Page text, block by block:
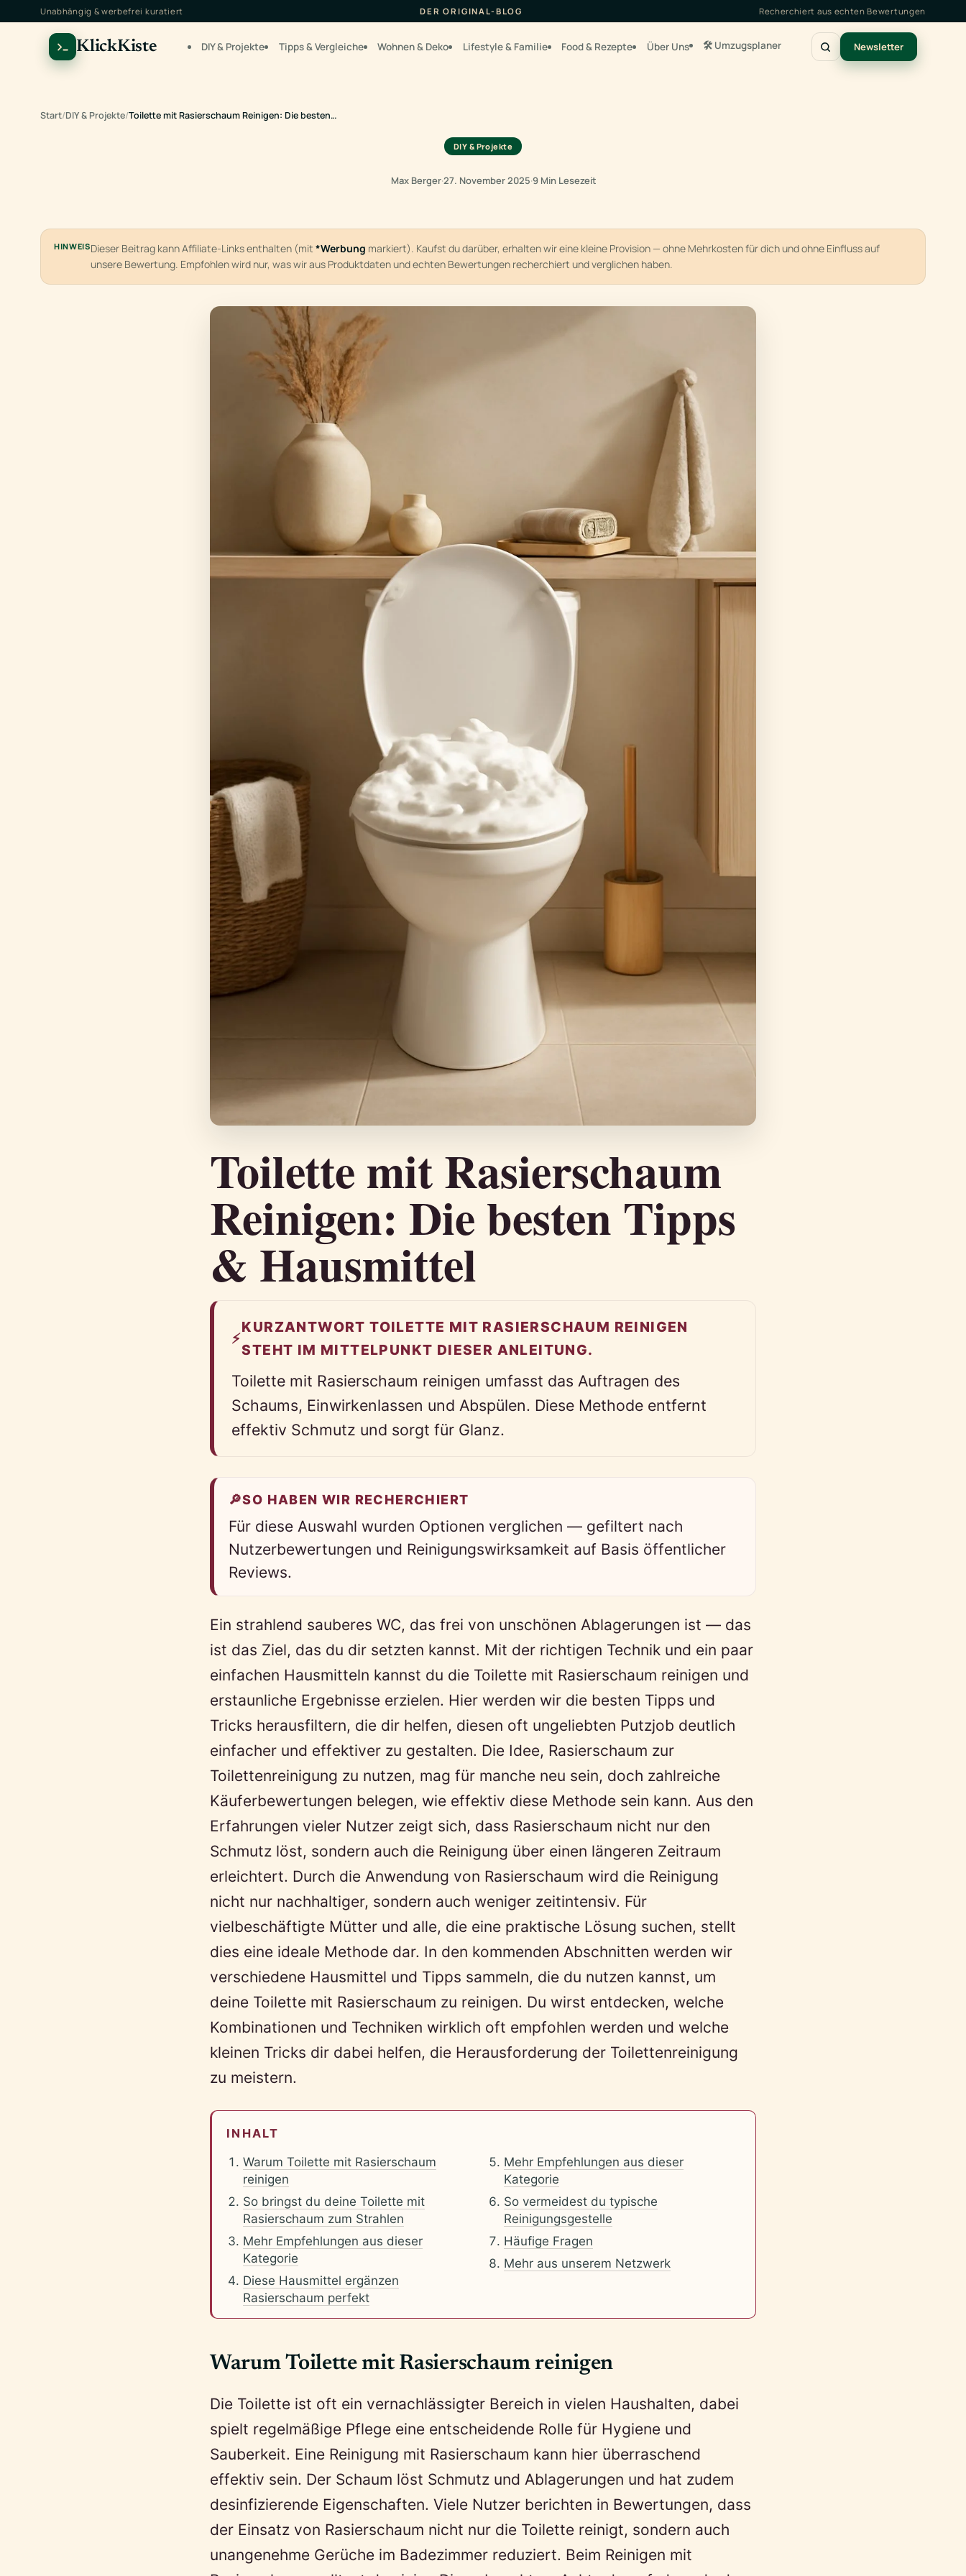
Unabhängig & werbefrei kuratiert DER ORIGINAL-BLOG Recherchiert aus echten Bewertungen
KlickKiste DIY & Projekte Tipps & Vergleiche Wohnen & Deko Lifestyle & Familie Food & Rezepte Über Uns 🛠️ Umzugsplaner Newsletter
Start/DIY & Projekte/Toilette mit Rasierschaum Reinigen: Die besten…
DIY & Projekte
Max Berger·27. November 2025·9 Min Lesezeit
HINWEISDieser Beitrag kann Affiliate-Links enthalten (mit *Werbung markiert). Kaufst du darüber, erhalten wir eine kleine Provision — ohne Mehrkosten für dich und ohne Einfluss auf
unsere Bewertung. Empfohlen wird nur, was wir aus Produktdaten und echten Bewertungen recherchiert und verglichen haben.
Toilette mit Rasierschaum
Reinigen: Die besten Tipps
& Hausmittel
⚡
KURZANTWORT TOILETTE MIT RASIERSCHAUM REINIGEN
STEHT IM MITTELPUNKT DIESER ANLEITUNG.
Toilette mit Rasierschaum reinigen umfasst das Auftragen des
Schaums, Einwirkenlassen und Abspülen. Diese Methode entfernt
effektiv Schmutz und sorgt für Glanz.
🔎SO HABEN WIR RECHERCHIERT
Für diese Auswahl wurden Optionen verglichen — gefiltert nach
Nutzerbewertungen und Reinigungswirksamkeit auf Basis öffentlicher
Reviews.
Ein strahlend sauberes WC, das frei von unschönen Ablagerungen ist — das
ist das Ziel, das du dir setzten kannst. Mit der richtigen Technik und ein paar
einfachen Hausmitteln kannst du die Toilette mit Rasierschaum reinigen und
erstaunliche Ergebnisse erzielen. Hier werden wir die besten Tipps und
Tricks herausfiltern, die dir helfen, diesen oft ungeliebten Putzjob deutlich
einfacher und effektiver zu gestalten. Die Idee, Rasierschaum zur
Toilettenreinigung zu nutzen, mag für manche neu sein, doch zahlreiche
Käuferbewertungen belegen, wie effektiv diese Methode sein kann. Aus den
Erfahrungen vieler Nutzer zeigt sich, dass Rasierschaum nicht nur den
Schmutz löst, sondern auch die Reinigung über einen längeren Zeitraum
erleichtert. Durch die Anwendung von Rasierschaum wird die Reinigung
nicht nur nachhaltiger, sondern auch weniger zeitintensiv. Für
vielbeschäftigte Mütter und alle, die eine praktische Lösung suchen, stellt
dies eine ideale Methode dar. In den kommenden Abschnitten werden wir
verschiedene Hausmittel und Tipps sammeln, die du nutzen kannst, um
deine Toilette mit Rasierschaum zu reinigen. Du wirst entdecken, welche
Kombinationen und Techniken wirklich oft empfohlen werden und welche
kleinen Tricks dir dabei helfen, die Herausforderung der Toilettenreinigung
zu meistern.
INHALT
Warum Toilette mit Rasierschaum
reinigen
So bringst du deine Toilette mit
Rasierschaum zum Strahlen
Mehr Empfehlungen aus dieser
Kategorie
Diese Hausmittel ergänzen
Rasierschaum perfekt
Mehr Empfehlungen aus dieser
Kategorie
So vermeidest du typische
Reinigungsgestelle
Häufige Fragen
Mehr aus unserem Netzwerk
Warum Toilette mit Rasierschaum reinigen
Die Toilette ist oft ein vernachlässigter Bereich in vielen Haushalten, dabei
spielt regelmäßige Pflege eine entscheidende Rolle für Hygiene und
Sauberkeit. Eine Reinigung mit Rasierschaum kann hier überraschend
effektiv sein. Der Schaum löst Schmutz und Ablagerungen und hat zudem
desinfizierende Eigenschaften. Viele Nutzer berichten in Bewertungen, dass
der Einsatz von Rasierschaum nicht nur die Toilette reinigt, sondern auch
unangenehme Gerüche im Badezimmer reduziert. Beim Reinigen mit